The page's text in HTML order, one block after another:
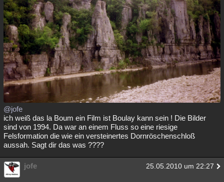
Besucht Teilgenommen Alle Neue Geschlossen
Lesenswert Schlüsselwörter
@jofe
ich weiß das la Boum ein Film ist Boulay kann sein ! Die Bilder
sind von 1994. Da war an einem Fluss so eine riesige
Felsformation die wie ein versteinertes Dornröschenschloß
aussah. Sagt dir das was ????
jofe 25.05.2010 um 22:27